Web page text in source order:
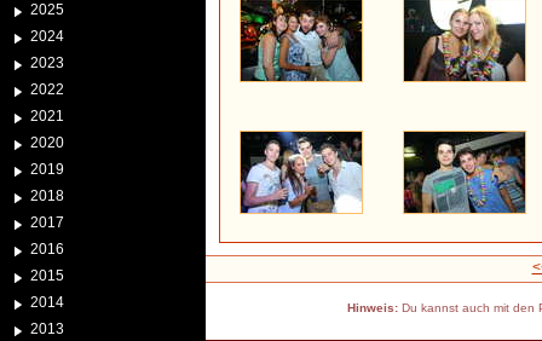
2025
2024
2023
2022
2021
2020
2019
2018
2017
2016
2015
2014
2013
Hinweis:Du kannst auch mit den